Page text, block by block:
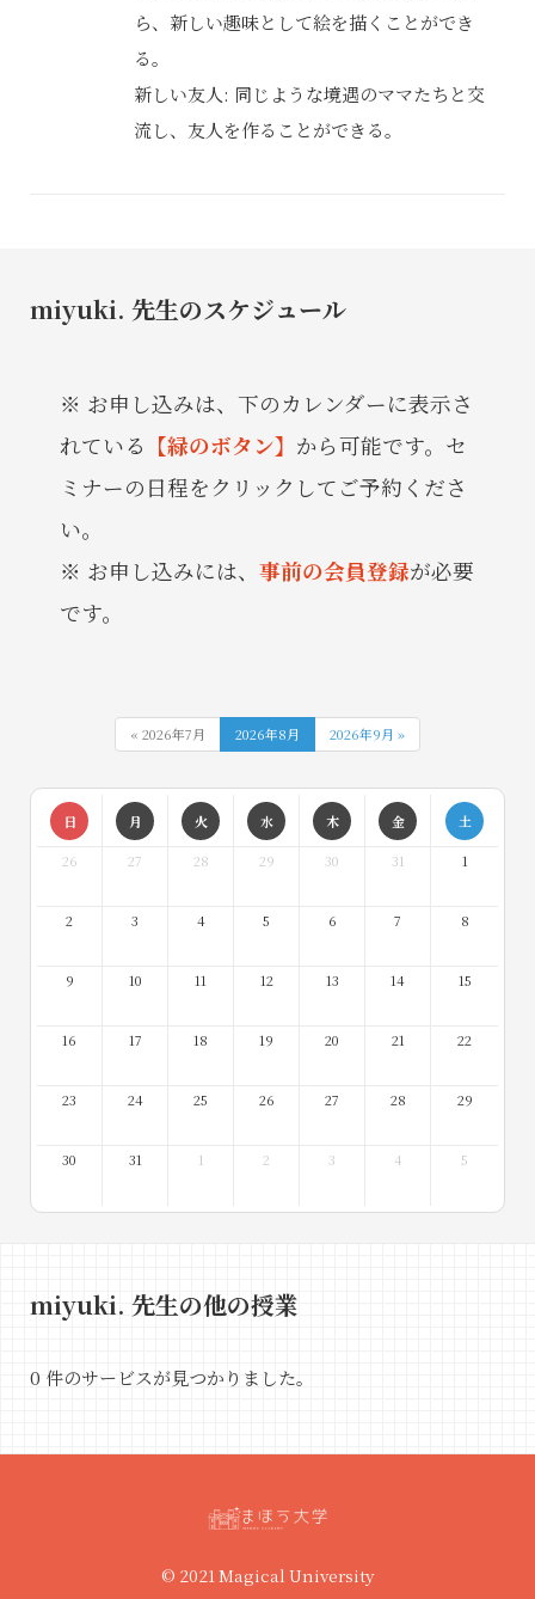
ら、新しい趣味として絵を描くことができ
る。
新しい友人: 同じような境遇のママたちと交
流し、友人を作ることができる。
miyuki. 先生のスケジュール
お申し込みは、下のカレンダーに表示さ
れている 【緑のボタン】 から可能です。セ
ミナーの日程をクリックしてご予約くださ
い。
お申し込みには、 事前の会員登録が必要
です。
« 2026年7月 2026年8月 2026年9月 »
日 月 火 水 木 金 土
26 27 28 29 30 31 1
2 3 4 5 6 7 8
9 10 11 12 13 14 15
16 17 18 19 20 21 22
23 24 25 26 27 28 29
30 31 1 2 3 4 5
miyuki. 先生の他の授業
0 件のサービスが見つかりました。
© 2021 Magical University